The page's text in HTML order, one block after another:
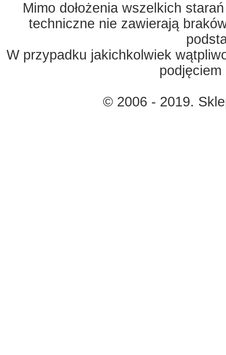
Mimo dołożenia wszelkich
techniczne nie zawierają
W przypadku jakichkolwiek
© 2006 - 2019.